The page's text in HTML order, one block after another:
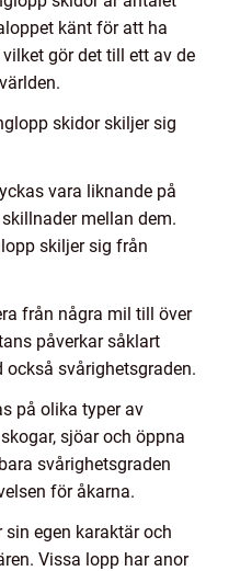
känt för att ha
gör det till ett av de
skidor skiljer sig
vara liknande på
mellan dem.
skiljer sig från
från några mil till över
påverkar såklart
svårighetsgraden.
på olika typer av
sjöar och öppna
svårighetsgraden
för åkarna.
egen karaktär och
Vissa lopp har anor